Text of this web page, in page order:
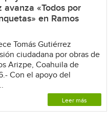
avanza «Todos por
en Ramos
Tomás Gutiérrez
ciudadana por obras de
Arizpe, Coahuila de
Con el apoyo del
Leer más